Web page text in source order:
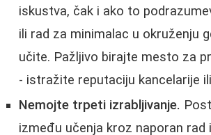
iskustva, čak i ako to
ili rad za minimalac u okruženju
učite. Pažljivo birajte mesto za
- istražite reputaciju kancelarije
Nemojte trpeti izrabljivanje.
između učenja kroz naporan rad